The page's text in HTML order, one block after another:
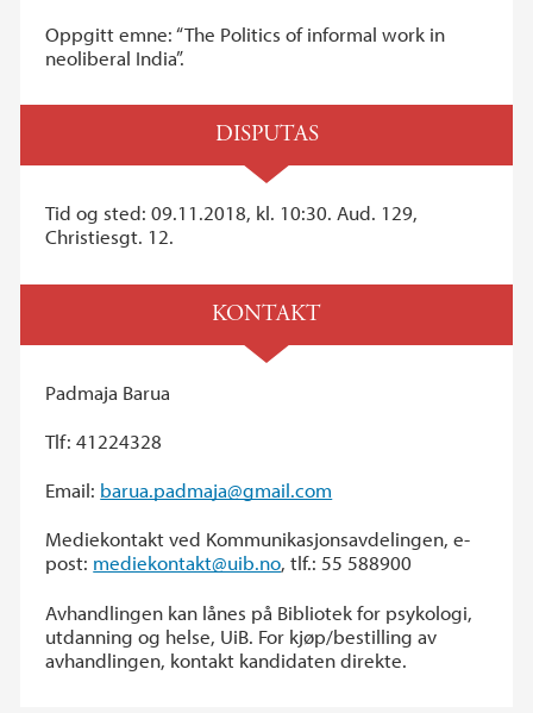
Oppgitt emne: “The Politics of informal work in
neoliberal India”.
DISPUTAS
Tid og sted: 09.11.2018, kl. 10:30. Aud. 129,
Christiesgt. 12.
KONTAKT
Padmaja Barua
Tlf: 41224328
Email: barua.padmaja@gmail.com
Mediekontakt ved Kommunikasjonsavdelingen, e-
post: mediekontakt@uib.no, tlf.: 55 588900
Avhandlingen kan lånes på Bibliotek for psykologi,
utdanning og helse, UiB. For kjøp/bestilling av
avhandlingen, kontakt kandidaten direkte.